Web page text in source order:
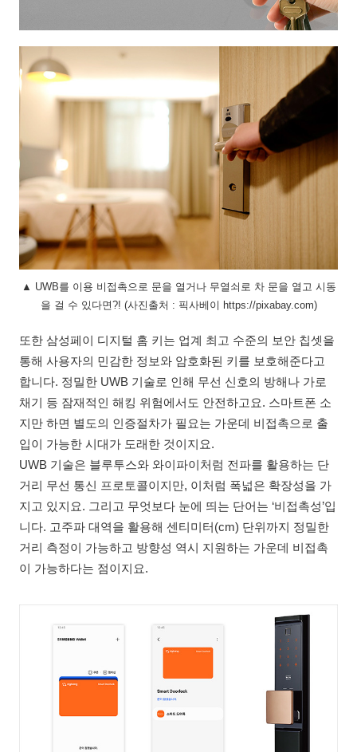
▲ UWB를 이용 비접촉으로 문을 열거나 무열쇠로 차 문을 열고 시동
을 걸 수 있다면?! (사진출처 : 픽사베이 https://pixabay.com)
또한 삼성페이 디지털 홈 키는 업계 최고 수준의 보안 칩셋을
통해 사용자의 민감한 정보와 암호화된 키를 보호해준다고
합니다. 정밀한 UWB 기술로 인해 무선 신호의 방해나 가로
채기 등 잠재적인 해킹 위험에서도 안전하고요. 스마트폰 소
지만 하면 별도의 인증절차가 필요는 가운데 비접촉으로 출
입이 가능한 시대가 도래한 것이지요.
UWB 기술은 블루투스와 와이파이처럼 전파를 활용하는 단
거리 무선 통신 프로토콜이지만, 이처럼 폭넓은 확장성을 가
지고 있지요. 그리고 무엇보다 눈에 띄는 단어는 ‘비접촉성’입
니다. 고주파 대역을 활용해 센티미터(cm) 단위까지 정밀한
거리 측정이 가능하고 방향성 역시 지원하는 가운데 비접촉
이 가능하다는 점이지요.